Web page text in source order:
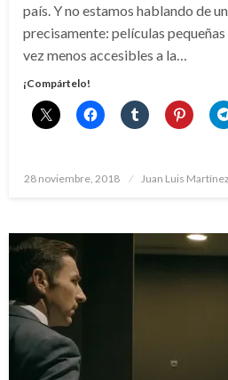
país. Y no estamos hablando de
precisamente: películas
vez menos accesibles a la…
¡Compártelo!
Publicado
28 noviembre, 2018 Juan Luis Martínez